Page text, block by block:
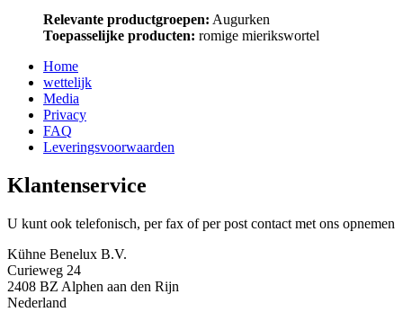
Relevante productgroepen: Augurken
Toepasselijke producten: romige mierikswortel
Home
wettelijk
Media
Privacy
FAQ
Leveringsvoorwaarden
Klantenservice
U kunt ook telefonisch, per fax of per post contact met ons opnemen
Kühne Benelux B.V.
Curieweg 24
2408 BZ Alphen aan den Rijn
Nederland